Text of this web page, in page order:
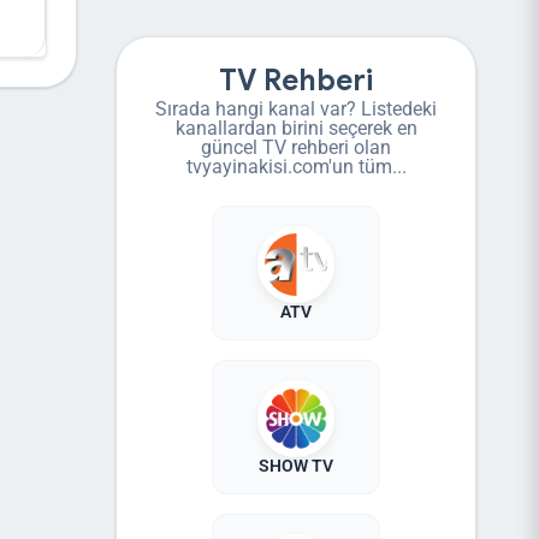
TV Rehberi
Sırada hangi kanal var? Listedeki
kanallardan birini seçerek en
güncel TV rehberi olan
tvyayinakisi.com'un tüm...
ATV
SHOW TV